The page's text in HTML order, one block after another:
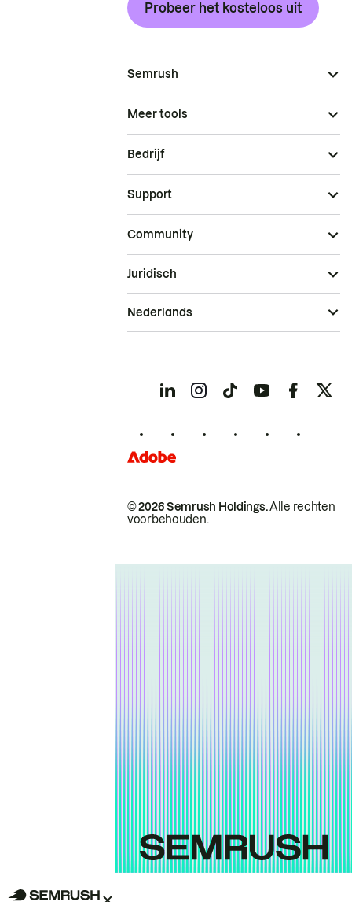
Probeer het kosteloos uit
Semrush
Meer tools
Bedrijf
Support
Community
© 2026 Semrush Holdings.Alle rechten
voorbehouden.
Juridisch
Nederlands